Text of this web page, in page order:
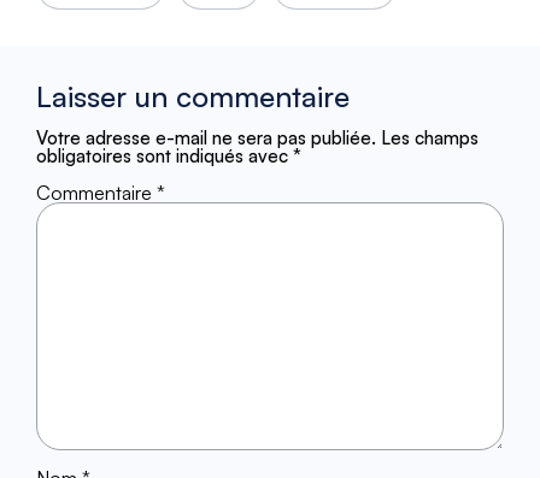
Laisser un commentaire
Votre adresse e-mail ne sera pas publiée. Les champs
obligatoires sont indiqués avec *
Commentaire *